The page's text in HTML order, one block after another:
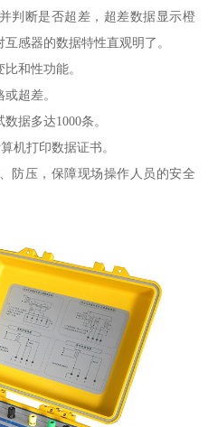
判断是否超差，超差数据显示橙
感器的数据特性直观明了。
和性功能。
超差。
据多达1000条。
机打印数据证书。
防压，保障现场操作人员的安全